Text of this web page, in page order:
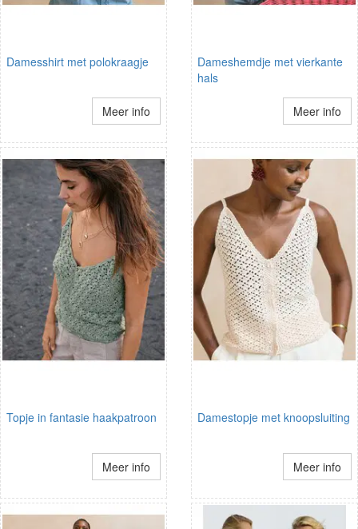
Damesshirt met polokraagje
Meer info
Dameshemdje met vierkante
hals
Meer info
Topje in fantasie haakpatroon
Meer info
Damestopje met knoopsluiting
Meer info